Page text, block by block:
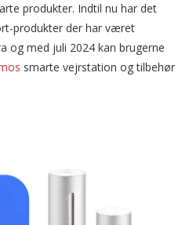
produkter. Indtil nu har det
produkter der har været
og med juli 2024 kan brugerne
smarte vejrstation og tilbehør